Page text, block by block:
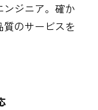
ンジニア。確か
のサービスを